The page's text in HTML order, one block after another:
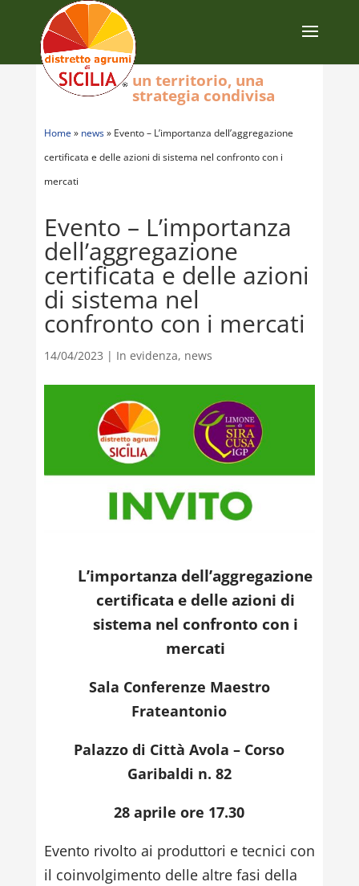
Home » news» Evento – L’importanza dell’aggregazione
certificata e delle azioni di sistema nel confronto con i
mercati
Evento – L’importanza
dell’aggregazione
certificata e delle azioni
di sistema nel
confronto con i mercati
14/04/2023 | In evidenza, news
L’importanza dell’aggregazione
certificata e delle azioni di
sistema nel confronto con i
mercati
Sala Conferenze Maestro
Frateantonio
Palazzo di Città Avola – Corso
Garibaldi n. 82
28 aprile ore 17.30
Evento rivolto ai produttori e tecnici con
il coinvolgimento delle altre fasi della
un territorio, una
strategia condivisa